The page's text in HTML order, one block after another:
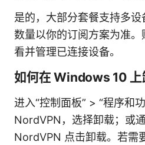
是的，大部分套餐支持多
数量以你的订阅方案为准
看并管理已连接设备。
如何在 Windows 10 上
进入“控制面板” > “程序和
NordVPN，选择卸载；或
NordVPN 点击卸载。若需